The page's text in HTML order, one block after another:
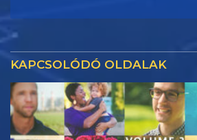
KAPCSOLÓDÓ OLDALAK